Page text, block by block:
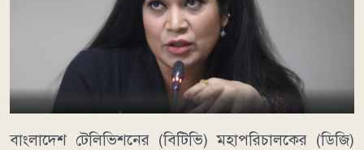
বাংলাদেশ টেলিভিশনের (বিটিভি) মহাপরিচালকের (ডিজি)